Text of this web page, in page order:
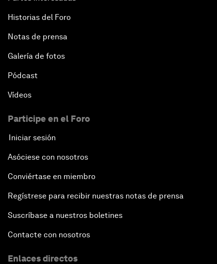
Historias del Foro
Notas de prensa
Galería de fotos
Pódcast
Vídeos
Participe en el Foro
Iniciar sesión
Asóciese con nosotros
Conviértase en miembro
Regístrese para recibir nuestras notas de prensa
Suscríbase a nuestros boletines
Contacte con nosotros
Enlaces directos